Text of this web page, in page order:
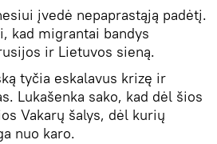
įvedė nepaprastąją padėtį.
kad migrantai bandys
ir Lietuvos sieną.
tyčia eskalavus krizę ir
Lukašenka sako, kad dėl šios
Vakarų šalys, dėl kurių
nuo karo.